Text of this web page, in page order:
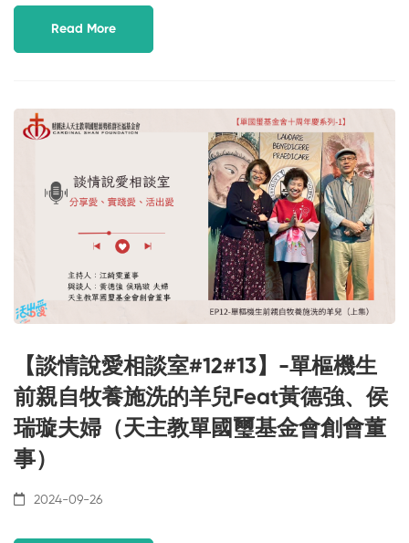
Read More
【談情說愛相談室#12#13】-單樞機生
前親自牧養施洗的羊兒Feat黃德強、侯
瑞璇夫婦（天主教單國璽基金會創會董
事）
2024-09-26